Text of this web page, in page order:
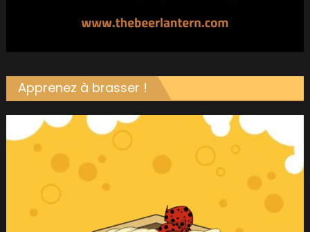
Apprenez à brasser !